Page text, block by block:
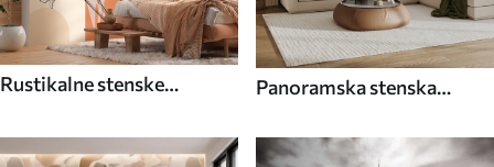
Rustikalne stenske
Panoramska stenska